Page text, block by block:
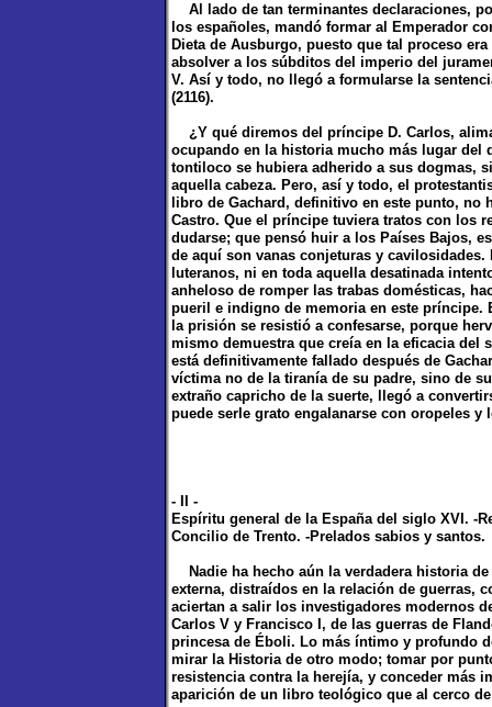
Al lado de tan terminantes declaraciones,
los españoles, mandó formar al Emperador
Dieta de Ausburgo, puesto que tal proceso
absolver a los súbditos del imperio del
V. Así y todo, no llegó a formularse la
(2116).
¿Y qué diremos del príncipe D. Carlos,
ocupando en la historia mucho más lugar del
tontiloco se hubiera adherido a sus dogmas,
aquella cabeza. Pero, así y todo, el
libro de Gachard, definitivo en este punto, no
Castro. Que el príncipe tuviera tratos con los
dudarse; que pensó huir a los Países Bajos,
de aquí son vanas conjeturas y
luteranos, ni en toda aquella desatinada
anheloso de romper las trabas domésticas,
pueril e indigno de memoria en este
la prisión se resistió a confesarse, porque
mismo demuestra que creía en la eficacia del
está definitivamente fallado después de
víctima no de la tiranía de su padre, sino de
extraño capricho de la suerte, llegó a
puede serle grato engalanarse con oropeles y
- II -
Espíritu general de la España del siglo XVI. -
Concilio de Trento. -Prelados sabios y santos.
Nadie ha hecho aún la verdadera historia
externa, distraídos en la relación de guerras,
aciertan a salir los investigadores modernos
Carlos V y Francisco I, de las guerras de
princesa de Éboli. Lo más íntimo y profundo
mirar la Historia de otro modo; tomar por
resistencia contra la herejía, y conceder más
aparición de un libro teológico que al cerco